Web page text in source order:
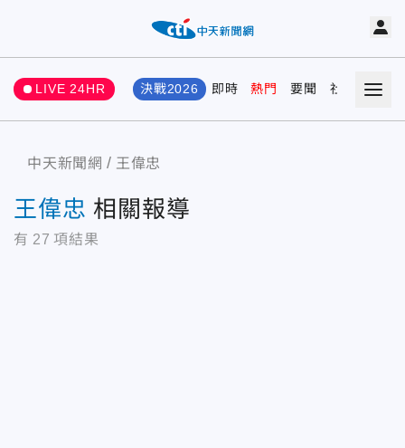
LIVE 24HR 決戰2026 即時 熱門 要聞 社會 娛樂
中天新聞網 王偉忠
王偉忠 相關報導
有 27 項結果